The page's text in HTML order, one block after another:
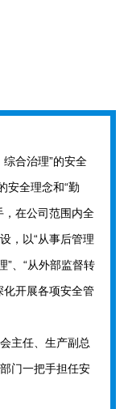
合治理”的安全
安全理念和“勤
，在公司范围内全
，以“从事后管理
”、“从外部监督转
化开展各项安全管
主任、生产副总
门一把手担任安